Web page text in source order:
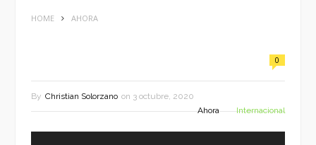
HOME AHORA
0
By Christian Solorzano on 3 octubre, 2020
Ahora
Internacional